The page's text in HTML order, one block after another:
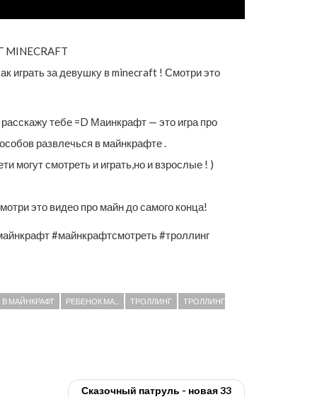
играть за девушку в minecraft ! Смотри это
тебе =D Маинкрафт — это игра про
развлечься в майнкрафте .
могут смотреть и играть,но и взрослые ! )
это видео про майн до самого конца!
#майнкрафтсмотреть #троллинг
МАЙНКРАФТ РЕБЕНОК МА... ТРОЛЛИНГ ТРОЛЛИНГ
Сказочный патруль - новая 33